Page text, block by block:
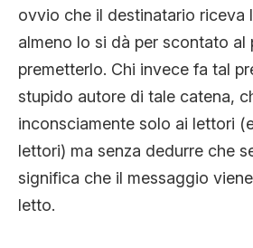
ovvio che il destinatario riceva
almeno lo si dà per scontato al
premetterlo. Chi invece fa tal
stupido autore di tale catena,
inconsciamente solo ai lettori
lettori) ma senza dedurre che
significa che il messaggio
letto.